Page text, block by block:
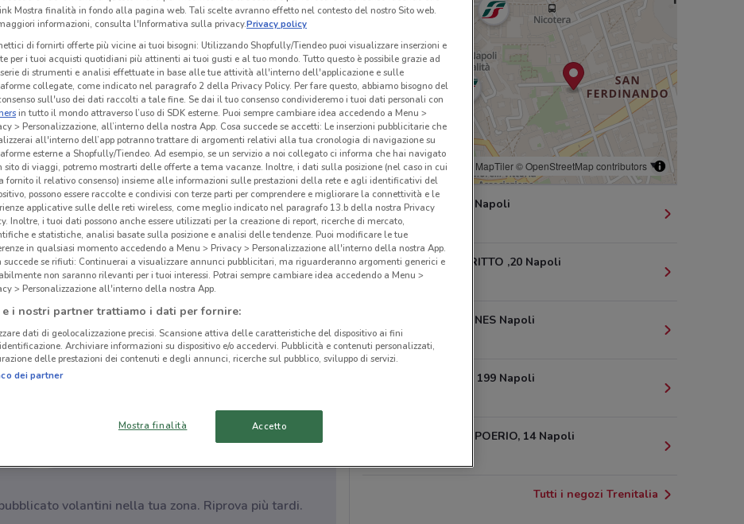
provvedimenti regionali o nazionali. Verifica l’accuratezza
volantini nella tua zona. Riprova più tardi.
© MapTiler© OpenStreetMap contributors
VIA CHIAIA Napoli
VIA CALABRITTO ,20 Napoli
297 m
VIA NARDONES Napoli
303 m
VIA CHIAIA, 199 Napoli
VIA CARLO POERIO, 14 Napoli
Tutti i negozi Trenitalia
Mostra finalità in fondo alla pagina web. Tali scelte avranno effetto nel contesto del nostro Sito web.
informazioni, consulta l'Informativa sulla privacy.Privacy policy
di fornirti offerte più vicine ai tuoi bisogni: Utilizzando Shopfully/Tiendeo puoi visualizzare inserzioni e
per i tuoi acquisti quotidiani più attinenti ai tuoi gusti e al tuo mondo. Tutto questo è possibile grazie ad
di strumenti e analisi effettuate in base alle tue attività all'interno dell'applicazione e sulle
collegate, come indicato nel paragrafo 2 della Privacy Policy. Per fare questo, abbiamo bisogno del
sull'uso dei dati raccolti a tale fine. Se dai il tuo consenso condivideremo i tuoi dati personali con
in tutto il mondo attraverso l’uso di SDK esterne. Puoi sempre cambiare idea accedendo a Menu >
> Personalizzazione, all’interno della nostra App. Cosa succede se accetti: Le inserzioni pubblicitarie che
all'interno dell’app potranno trattare di argomenti relativi alla tua cronologia di navigazione su
esterne a Shopfully/Tiendeo. Ad esempio, se un servizio a noi collegato ci informa che hai navigato
sito di viaggi, potremo mostrarti delle offerte a tema vacanze. Inoltre, i dati sulla posizione (nel caso in cui
fornito il relativo consenso) insieme alle informazioni sulle prestazioni della rete e agli identificativi del
possono essere raccolte e condivisi con terze parti per comprendere e migliorare la connettività e le
applicative sulle delle reti wireless, come meglio indicato nel paragrafo 13.b della nostra Privacy
Inoltre, i tuoi dati possono anche essere utilizzati per la creazione di report, ricerche di mercato,
e statistiche, analisi basate sulla posizione e analisi delle tendenze. Puoi modificare le tue
in qualsiasi momento accedendo a Menu > Privacy > Personalizzazione all'interno della nostra App.
succede se rifiuti: Continuerai a visualizzare annunci pubblicitari, ma riguarderanno argomenti generici e
non saranno rilevanti per i tuoi interessi. Potrai sempre cambiare idea accedendo a Menu >
> Personalizzazione all'interno della nostra App.
e i nostri partner trattiamo i dati per fornire:
dati di geolocalizzazione precisi. Scansione attiva delle caratteristiche del dispositivo ai fini
Archiviare informazioni su dispositivo e/o accedervi. Pubblicità e contenuti personalizzati,
delle prestazioni dei contenuti e degli annunci, ricerche sul pubblico, sviluppo di servizi.
dei partner
Mostra finalità Accetto